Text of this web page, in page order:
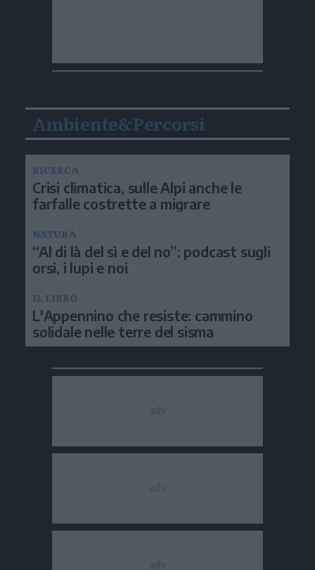
Ambiente&Percorsi
RICERCA
Crisi climatica, sulle Alpi anche le
farfalle costrette a migrare
NATURA
“Al di là del sì e del no”: podcast sugli
orsi, i lupi e noi
IL LIBRO
L'Appennino che resiste: cammino
solidale nelle terre del sisma